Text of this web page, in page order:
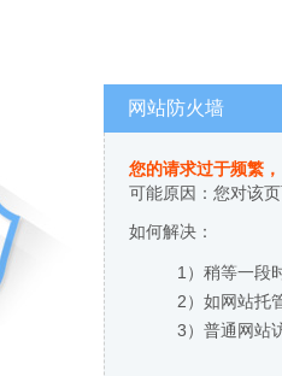
网站防火墙
您的请求过于频繁
可能原因：您对该
如何解决：
1）稍等一段
2）如网站托
3）普通网站